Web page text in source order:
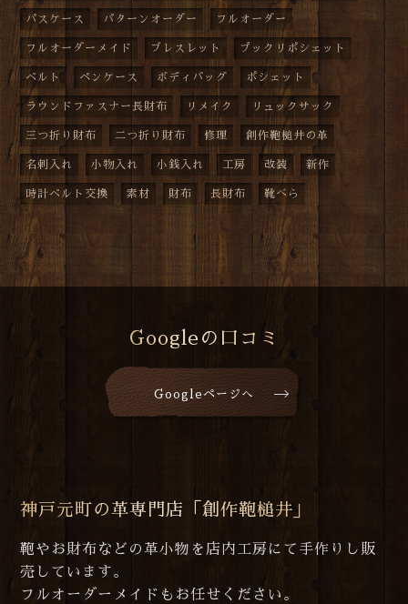
パスケース パターンオーダー フルオーダー
フルオーダーメイド ブレスレット プックリポシェット
ベルト ペンケース ボディバッグ ポシェット
ラウンドファスナー長財布 リメイク リュックサック
三つ折り財布 二つ折り財布 修理 創作鞄槌井の革
名刺入れ 小物入れ 小銭入れ 工房 改装 新作
時計ベルト交換 素材 財布 長財布 靴べら
Googleの口コミ
Googleページへ
神戸元町の革専門店「創作鞄槌井」
鞄やお財布などの革小物を店内工房にて手作りし販
売しています。
フルオーダーメイドもお任せください。